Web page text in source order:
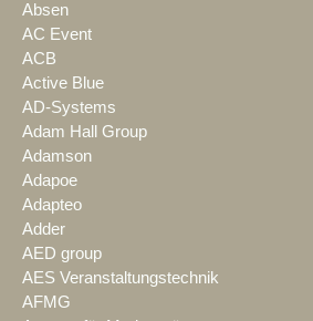
Absen
AC Event
ACB
Active Blue
AD-Systems
Adam Hall Group
Adamson
Adapoe
Adapteo
Adder
AED group
AES Veranstaltungstechnik
AFMG